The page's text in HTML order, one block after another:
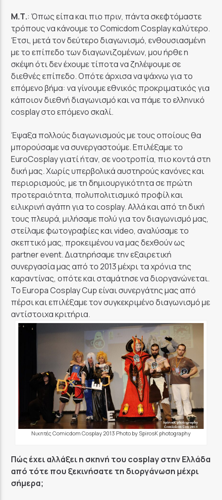
Μ.Τ.: Όπως είπα και πιο πριν, πάντα σκεφτόμαστε
τρόπους να κάνουμε το Comicdom Cosplay καλύτερο.
Έτσι, μετά τον δεύτερο διαγωνισμό, ενθουσιασμένη
με το επίπεδο των διαγωνιζομένων, μου ήρθε η
σκέψη ότι δεν έχουμε τίποτα να ζηλέψουμε σε
διεθνές επίπεδο. Οπότε άρχισα να ψάχνω για το
επόμενο βήμα: να γίνουμε εθνικός προκριματικός για
κάποιον διεθνή διαγωνισμό και να πάμε το ελληνικό
cosplay στο επόμενο σκαλί.
Έψαξα πολλούς διαγωνισμούς με τους οποίους θα
μπορούσαμε να συνεργαστούμε. Επιλέξαμε το
EuroCosplay γιατί ήταν, σε νοοτροπία, πιο κοντά στη
δική μας. Χωρίς υπερβολικά αυστηρούς κανόνες και
περιορισμούς, με τη δημιουργικότητα σε πρώτη
προτεραιότητα, πολυπολιτισμικό προφίλ και
ειλικρινή αγάπη για το cosplay. Αλλά και από τη δική
τους πλευρά, μιλήσαμε πολύ για τον διαγωνισμό μας,
στείλαμε φωτογραφίες και video, αναλύσαμε το
σκεπτικό μας, προκειμένου να μας δεχθούν ως
partner event. Διατηρήσαμε την εξαιρετική
συνεργασία μας από το 2013 μέχρι τα χρόνια της
καραντίνας, οπότε και σταμάτησε να διοργανώνεται.
Το Europa Cosplay Cup είναι συνεργάτης μας από
πέρσι και επιλέξαμε τον συγκεκριμένο διαγωνισμό με
αντίστοιχα κριτήρια.
Νικητές Comicdom Cosplay 2013 Photo by SpirosK photography
Πώς έχει αλλάξει η σκηνή του cosplay στην Ελλάδα
από τότε που ξεκινήσατε τη διοργάνωση μέχρι
σήμερα;